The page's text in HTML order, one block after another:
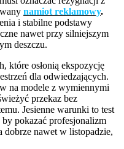
namiot reklamowy.
i stabilne podstawy
nawet przy silniejszym
deszczu.
które osłonią ekspozycję
dla odwiedzających.
na modele z wymiennymi
przekaz bez
Jesienne warunki to test
pokazać profesjonalizm
nawet w listopadzie,